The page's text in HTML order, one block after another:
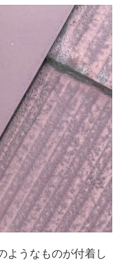
ようなものが付着し